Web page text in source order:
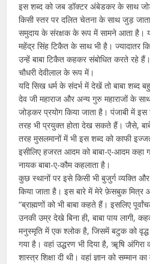
इस शब्द को जब डॉक्टर अंबेडकर के साथ
किसी स्तर पर दलित चेतना के साथ जुड़
समुदाय के संरक्षक के रूप में सामने आता है।
महेंद्र सिंह टिकैत के साथ भी है। ज्यादातर
उन्हें बाबा टिकैत कहकर संबोधित करते रहे
चौधरी देवीलाल के रूप में।
यदि सिख धर्म के संदर्भ में देखें तो बाबा शब्द
देव जी महाराज और अन्य गुरु महाराजों के
जोड़कर प्रयोग किया जाता है। पंजाबी में इस
तरह भी प्रयुक्त होता देख सकते हैं। जैसे,
तरह मुसलमानों में भी इस शब्द को काफी
इसीलिए हजरत आदम को बाबा-ए-आदम कहा
नायक बाबा-ए-कौम कहलाता है।
कुछ स्थानों पर इसे किसी भी बुजुर्ग व्यक्ति
किया जाता है। इस बारे में मेरे फ़ेसबुक मित्र
“ब्राह्मणों को भी बाबा कहते हैं। इसलिए
उनकी उम्र देखे बिना ही, बाबा पाय लागी,
मनुस्मृति में एक श्लोक है, जिसमें बटुक को वृद्ध
गया है। वहां उद्धरण भी दिया है, ॠषि
शास्त्र शिक्षा दी थी। वहां ज्ञान को सम्मान